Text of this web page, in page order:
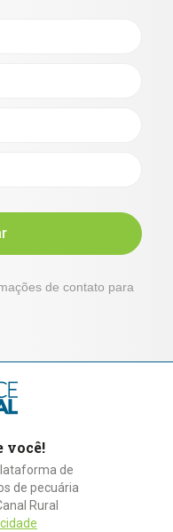
de contato para
você!
de
de pecuária
Rural